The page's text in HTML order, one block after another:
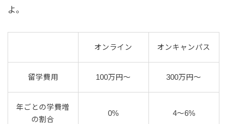
よ。
オンライン オンキャンパス
留学費用 100万円〜 300万円〜
年ごとの学費増
の割合
0% 4〜6%